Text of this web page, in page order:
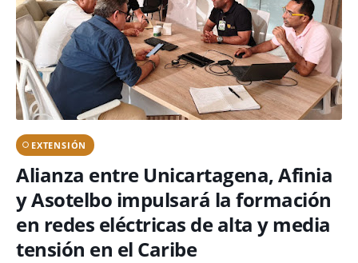
EXTENSIÓN
Alianza entre Unicartagena, Afinia
y Asotelbo impulsará la formación
en redes eléctricas de alta y media
tensión en el Caribe